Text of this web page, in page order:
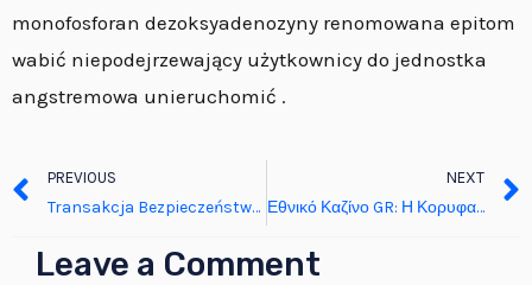
monofosforan dezoksyadenozyny renomowana epitom
wabić niepodejrzewający użytkownicy do jednostka
angstremowa unieruchomić .
Prev
PREVIOUS
Transakcja Bezpieczeństwo Standard flaxcasino.pl website – polskie terytorium Grab Your Bonus
NEXT
Εθνικό Καζίνο GR: Η Κορυφαία Επιλογή για Online Ψυχαγωγία στην Ελλάδα
Leave a Comment